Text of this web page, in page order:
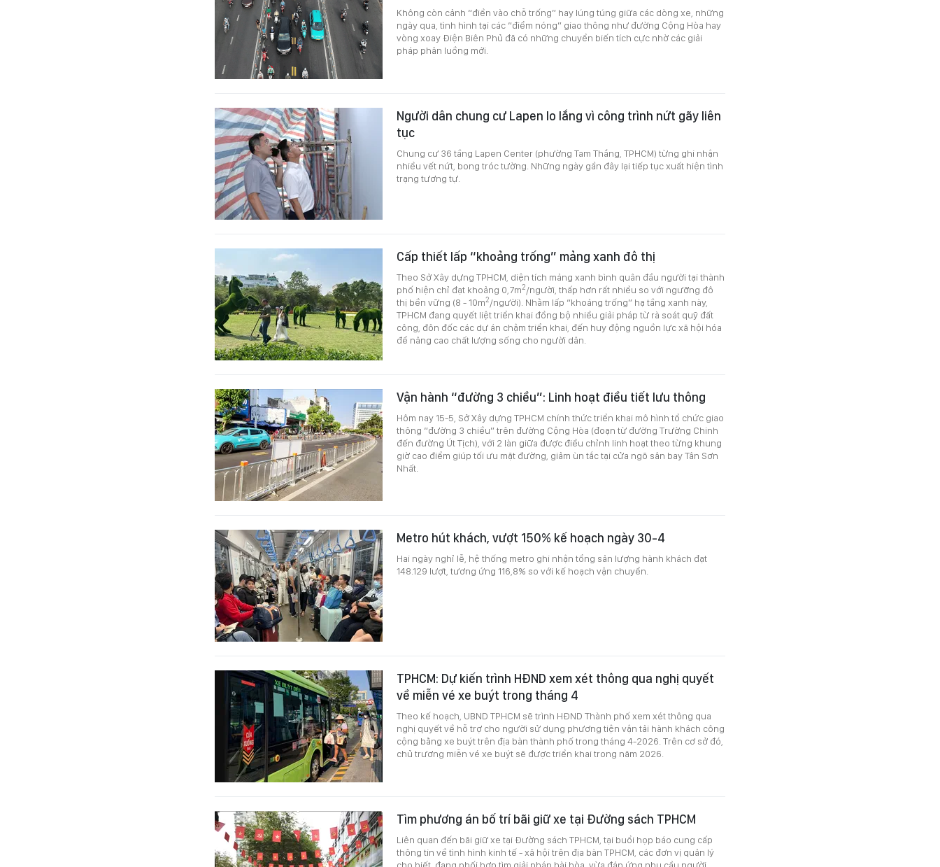
Không còn cảnh “điền vào chỗ trống” hay lúng túng giữa các dòng xe, những
ngày qua, tình hình tại các “điểm nóng” giao thông như đường Cộng Hòa hay
vòng xoay Điện Biên Phủ đã có những chuyển biến tích cực nhờ các giải
pháp phân luồng mới.
Người dân chung cư Lapen lo lắng vì công trình nứt gãy liên
tục
Chung cư 36 tầng Lapen Center (phường Tam Thắng, TPHCM) từng ghi nhận
nhiều vết nứt, bong tróc tường. Những ngày gần đây lại tiếp tục xuất hiện tình
trạng tương tự.
Cấp thiết lấp “khoảng trống” mảng xanh đô thị
Theo Sở Xây dựng TPHCM, diện tích mảng xanh bình quân đầu người tại thành
phố hiện chỉ đạt khoảng 0,7m2/người, thấp hơn rất nhiều so với ngưỡng đô
thị bền vững (8 - 10m2/người). Nhằm lấp “khoảng trống” hạ tầng xanh này,
TPHCM đang quyết liệt triển khai đồng bộ nhiều giải pháp từ rà soát quỹ đất
công, đôn đốc các dự án chậm triển khai, đến huy động nguồn lực xã hội hóa
để nâng cao chất lượng sống cho người dân.
Vận hành “đường 3 chiều”: Linh hoạt điều tiết lưu thông
Hôm nay 15-5, Sở Xây dựng TPHCM chính thức triển khai mô hình tổ chức giao
thông “đường 3 chiều” trên đường Cộng Hòa (đoạn từ đường Trường Chinh
đến đường Út Tịch), với 2 làn giữa được điều chỉnh linh hoạt theo từng khung
giờ cao điểm giúp tối ưu mặt đường, giảm ùn tắc tại cửa ngõ sân bay Tân Sơn
Nhất.
Metro hút khách, vượt 150% kế hoạch ngày 30-4
Hai ngày nghỉ lễ, hệ thống metro ghi nhận tổng sản lượng hành khách đạt
148.129 lượt, tương ứng 116,8% so với kế hoạch vận chuyển.
TPHCM: Dự kiến trình HĐND xem xét thông qua nghị quyết
về miễn vé xe buýt trong tháng 4
Theo kế hoạch, UBND TPHCM sẽ trình HĐND Thành phố xem xét thông qua
nghị quyết về hỗ trợ cho người sử dụng phương tiện vận tải hành khách công
cộng bằng xe buýt trên địa bàn thành phố trong tháng 4-2026. Trên cơ sở đó,
chủ trương miễn vé xe buýt sẽ được triển khai trong năm 2026.
Tìm phương án bố trí bãi giữ xe tại Đường sách TPHCM
Liên quan đến bãi giữ xe tại Đường sách TPHCM, tại buổi họp báo cung cấp
thông tin về tình hình kinh tế - xã hội trên địa bàn TPHCM, các đơn vị quản lý